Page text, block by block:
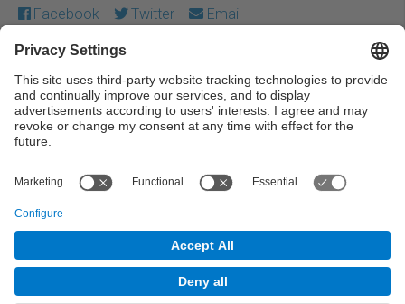
Facebook Twitter Email
Except where otherwise noted, content on this work is
licensed under a Creative Commons license:Attribution-
NonCommercial-NoDerivs 4.0 Generic
© UPC Universitat Politècnica de Catalunya ·